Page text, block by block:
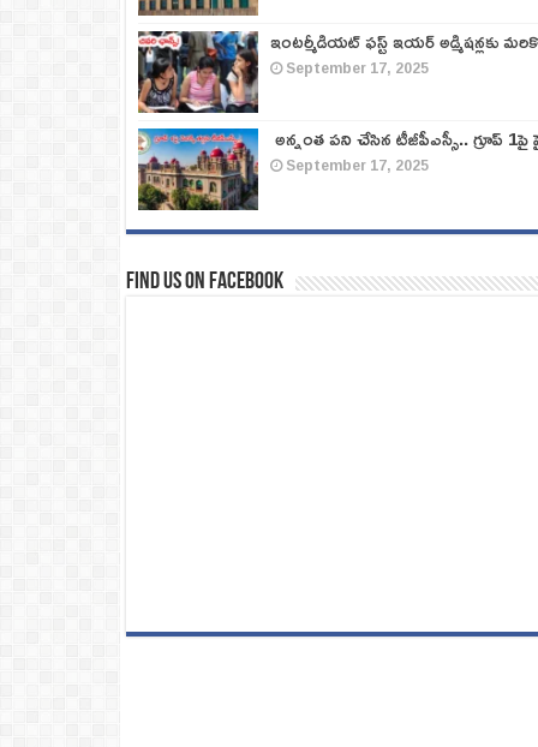
ఇంటర్మీడియట్ ఫస్ట్‌ ఇయర్‌ అడ్మిషన్లకు
September 17, 2025
అన్నంత పని చేసిన టీజీపీఎస్సీ.. గ్రూప్‌
September 17, 2025
Find us on Facebook